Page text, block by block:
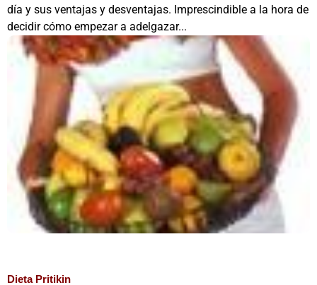
día y sus ventajas y desventajas. Imprescindible a la hora de
decidir cómo empezar a adelgazar...
Dieta Pritikin